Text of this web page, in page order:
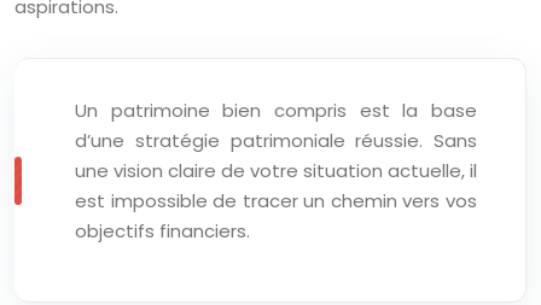
aspirations.
Un patrimoine bien compris est la base
d’une stratégie patrimoniale réussie. Sans
une vision claire de votre situation actuelle, il
est impossible de tracer un chemin vers vos
objectifs financiers.